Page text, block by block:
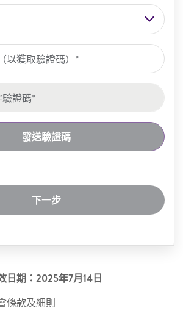
發送驗證碼
下一步
日期：2025年7月14日
條款及細則